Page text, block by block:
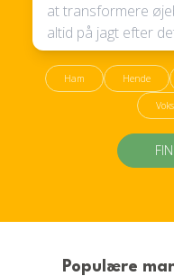
Ham Hende
Populære